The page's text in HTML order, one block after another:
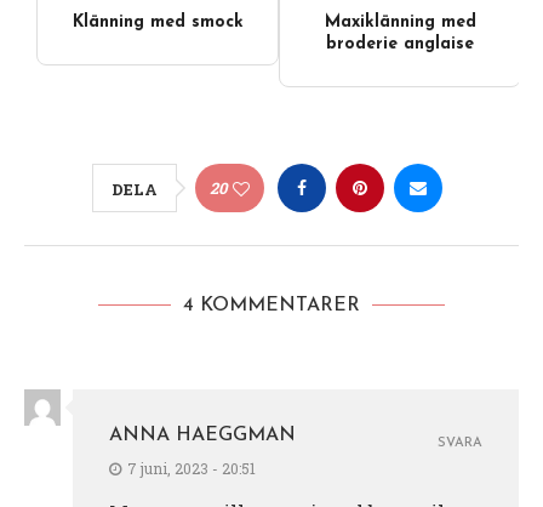
Klänning med smock
Maxiklänning med
broderie anglaise
DELA 20
4 KOMMENTARER
ANNA HAEGGMAN
7 juni, 2023 - 20:51
SVARA